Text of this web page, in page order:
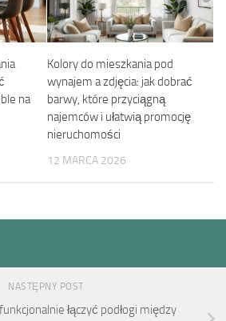
na
Kolory do mieszkania pod
wynajem a zdjęcia: jak dobrać
barwy, które przyciągną
najemców i ułatwią promocję
nieruchomości
12 MARCA 2026
NASTĘPNY POST
łączyć podłogi między